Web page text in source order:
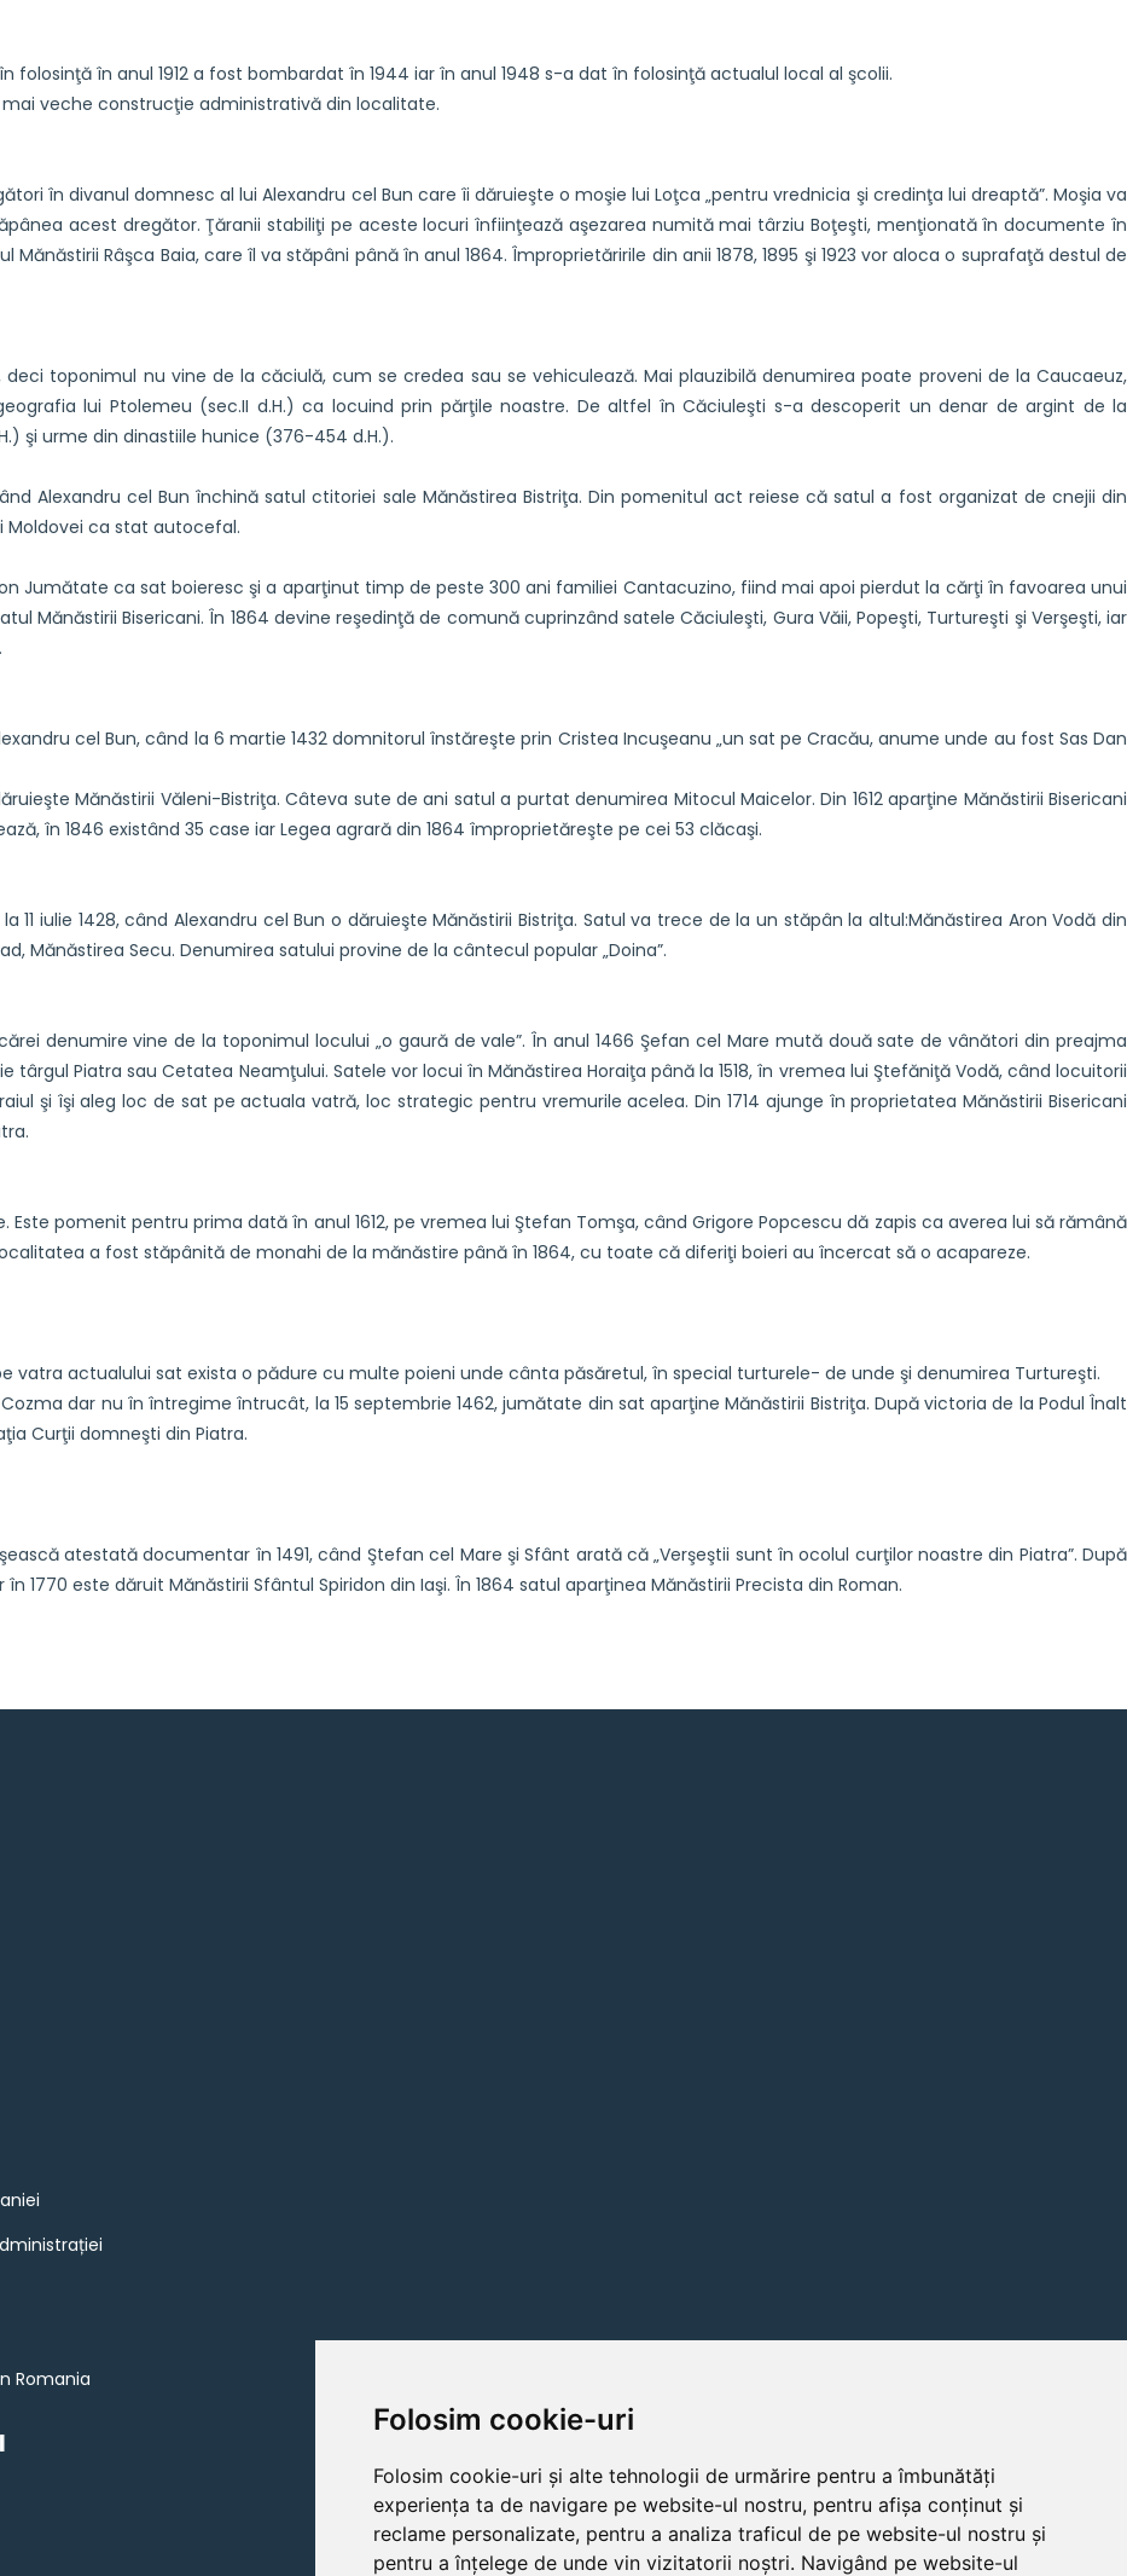
Folosim cookie-uri
Folosim cookie-uri și alte tehnologii de urmărire pentru a îmbunătăți
experiența ta de navigare pe website-ul nostru, pentru afișa conținut și
reclame personalizate, pentru a analiza traficul de pe website-ul nostru și
pentru a înțelege de unde vin vizitatorii noștri. Navigând pe website-ul
folosinţă în anul 1912 a fost bombardat în 1944 iar în anul 1948 s-a dat în folosinţă actualul local al şcolii.
veche construcţie administrativă din localitate.
în divanul domnesc al lui Alexandru cel Bun care îi dăruieşte o moşie lui Loţca „pentru vrednicia şi credinţa lui dreaptă”. Moşia va
acest dregător. Ţăranii stabiliţi pe aceste locuri înfiinţează aşezarea numită mai târziu Boţeşti, menţionată în documente în
Râşca Baia, care îl va stăpâni până în anul 1864. Împroprietăririle din anii 1878, 1895 şi 1923 vor aloca o suprafaţă destul de
toponimul nu vine de la căciulă, cum se credea sau se vehiculează. Mai plauzibilă denumirea poate proveni de la Caucaeuz,
lui Ptolemeu (sec.II d.H.) ca locuind prin părţile noastre. De altfel în Căciuleşti s-a descoperit un denar de argint de la
şi urme din dinastiile hunice (376-454 d.H.).
Alexandru cel Bun închină satul ctitoriei sale Mănăstirea Bistriţa. Din pomenitul act reiese că satul a fost organizat de cnejii din
Moldovei ca stat autocefal.
Jumătate ca sat boieresc şi a aparţinut timp de peste 300 ani familiei Cantacuzino, fiind mai apoi pierdut la cărţi în favoarea unui
Mănăstirii Bisericani. În 1864 devine reşedinţă de comună cuprinzând satele Căciuleşti, Gura Văii, Popeşti, Turtureşti şi Verşeşti, iar
cel Bun, când la 6 martie 1432 domnitorul înstăreşte prin Cristea Incuşeanu „un sat pe Cracău, anume unde au fost Sas Dan
Mănăstirii Văleni-Bistriţa. Câteva sute de ani satul a purtat denumirea Mitocul Maicelor. Din 1612 aparţine Mănăstirii Bisericani
în 1846 existând 35 case iar Legea agrară din 1864 împroprietăreşte pe cei 53 clăcaşi.
iulie 1428, când Alexandru cel Bun o dăruieşte Mănăstirii Bistriţa. Satul va trece de la un stăpân la altul:Mănăstirea Aron Vodă din
Mănăstirea Secu. Denumirea satului provine de la cântecul popular „Doina”.
denumire vine de la toponimul locului „o gaură de vale”. În anul 1466 Şefan cel Mare mută două sate de vânători din preajma
Piatra sau Cetatea Neamţului. Satele vor locui în Mănăstirea Horaiţa până la 1518, în vremea lui Ştefăniţă Vodă, când locuitorii
şi îşi aleg loc de sat pe actuala vatră, loc strategic pentru vremurile acelea. Din 1714 ajunge în proprietatea Mănăstirii Bisericani
pomenit pentru prima dată în anul 1612, pe vremea lui Ştefan Tomşa, când Grigore Popcescu dă zapis ca averea lui să rămână
a fost stăpânită de monahi de la mănăstire până în 1864, cu toate că diferiţi boieri au încercat să o acapareze.
vatra actualului sat exista o pădure cu multe poieni unde cânta păsăretul, în special turturele- de unde şi denumirea Turtureşti.
dar nu în întregime întrucât, la 15 septembrie 1462, jumătate din sat aparţine Mănăstirii Bistriţa. După victoria de la Podul Înalt
Curţii domneşti din Piatra.
atestată documentar în 1491, când Ştefan cel Mare şi Sfânt arată că „Verşeştii sunt în ocolul curţilor noastre din Piatra”. După
1770 este dăruit Mănăstirii Sfântul Spiridon din Iaşi. În 1864 satul aparţinea Mănăstirii Precista din Roman.
Romania